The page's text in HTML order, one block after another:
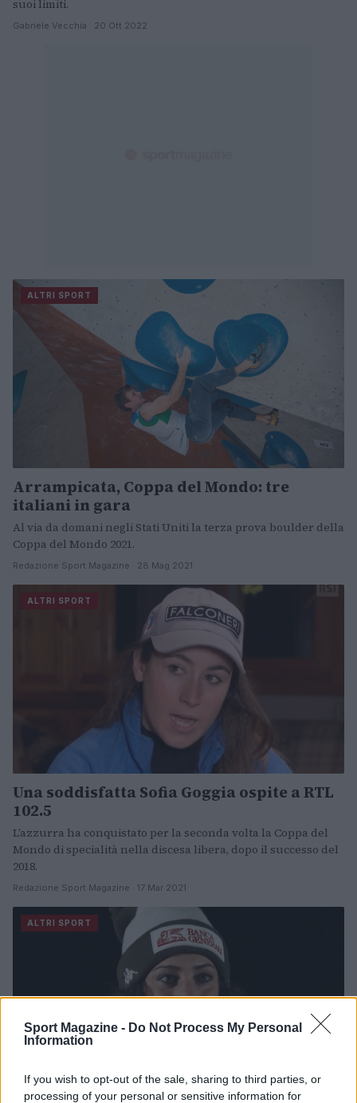
Sport Magazine - Do Not Process My Personal
Information
If you wish to opt-out of the sale, sharing to third parties, or
processing of your personal or sensitive information for
suoi limiti.
Gabriele Vecchia · 20 Ott 2022
ALTRI SPORT
Arrampicata, Coppa del Mondo: tre
italiani in gara
Al via da domani negli Stati Uniti la terza prova boulder della
Coppa del Mondo 2021.
Redazione Sport Magazine · 28 Mag 2021
ALTRI SPORT
Una soddisfatta Sofia Goggia ospite a RTL
102.5
L’azzurra ha conquistato per la seconda volta la Coppa del
Mondo di specialità nella discesa libera, dopo il successo del
2018.
Redazione Sport Magazine · 17 Mar 2021
ALTRI SPORT